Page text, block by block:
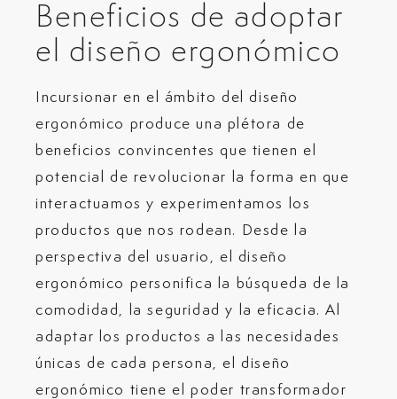
Beneficios de adoptar
el diseño ergonómico
Incursionar en el ámbito del diseño
ergonómico produce una plétora de
beneficios convincentes que tienen el
potencial de revolucionar la forma en que
interactuamos y experimentamos los
productos que nos rodean. Desde la
perspectiva del usuario, el diseño
ergonómico personifica la búsqueda de la
comodidad, la seguridad y la eficacia. Al
adaptar los productos a las necesidades
únicas de cada persona, el diseño
ergonómico tiene el poder transformador